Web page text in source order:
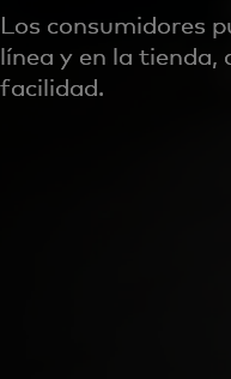
Los consumidores
línea y en la tienda,
facilidad.